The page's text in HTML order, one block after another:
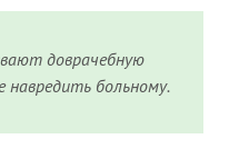
доврачебную
навредить больному.